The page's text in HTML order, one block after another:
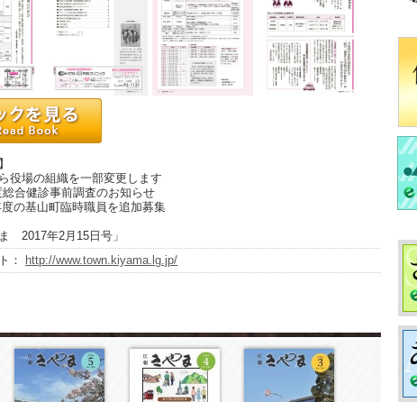
役場の組織を一部変更します
合健診事前調査のお知らせ
の基山町臨時職員を追加募集
2017年2月15日号」
：
http://www.town.kiyama.lg.jp/